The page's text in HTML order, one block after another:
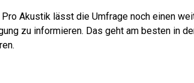
Akustik lässt die Umfrage noch einen
zu informieren. Das geht am besten in